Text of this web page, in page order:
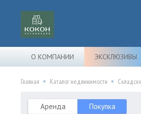
О КОМПАНИИ ЭКСКЛЮЗИВЫ
Главная Каталог недвижимости
Аренда Покупка